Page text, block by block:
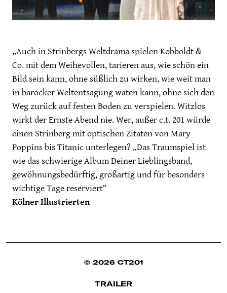
„Auch in Strinbergs Weltdrama spielen Kobboldt &
Co. mit dem Weihevollen, tarieren aus, wie schön ein
Bild sein kann, ohne süßlich zu wirken, wie weit man
in barocker Weltentsagung waten kann, ohne sich den
Weg zurück auf festen Boden zu verspielen. Witzlos
wirkt der Ernste Abend nie. Wer, außer c.t. 201 würde
einen Strinberg mit optischen Zitaten von Mary
Poppins bis Titanic unterlegen? „Das Traumspiel ist
wie das schwierige Album Deiner Lieblingsband,
gewöhnungsbedürftig, großartig und für besonders
wichtige Tage reserviert“
Kölner Illustrierten
© 2026 CT201
TRAILER